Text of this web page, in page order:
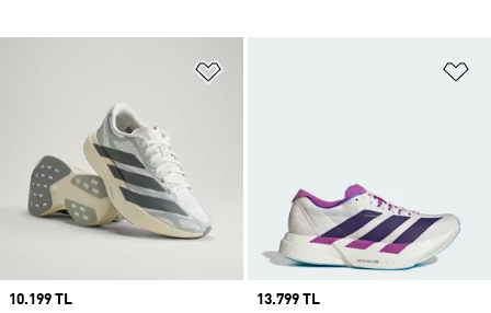
Price
10.199 TL
Price
13.799 TL